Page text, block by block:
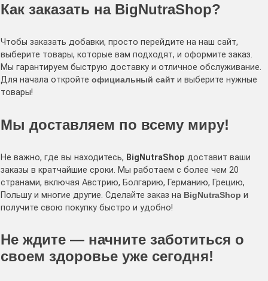
Как заказать на BigNutraShop?
Чтобы заказать добавки, просто перейдите на наш сайт,
выберите товары, которые вам подходят, и оформите заказ.
Мы гарантируем быструю доставку и отличное обслуживание.
Для начала откройте официальный сайт и выберите нужные
товары!
Мы доставляем по всему миру!
Не важно, где вы находитесь, BigNutraShop доставит ваши
заказы в кратчайшие сроки. Мы работаем с более чем 20
странами, включая Австрию, Болгарию, Германию, Грецию,
Польшу и многие другие. Сделайте заказ на BigNutraShop и
получите свою покупку быстро и удобно!
Не ждите — начните заботиться о
своем здоровье уже сегодня!